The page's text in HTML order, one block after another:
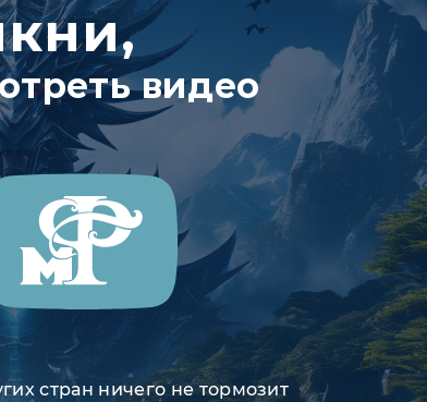
видео
стран ничего не тормозит